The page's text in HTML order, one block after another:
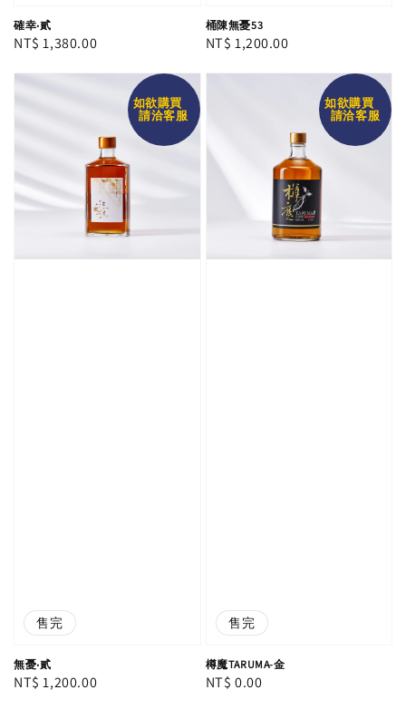
確幸‧貳
Regular
NT$ 1,380.00
桶陳無憂53
Regular
NT$ 1,200.00
售完
如欲購買
請洽客服
無憂‧貳
Regular
NT$ 1,200.00
售完
如欲購買
請洽客服
樽魔TARUMA-金
Regular
NT$ 0.00